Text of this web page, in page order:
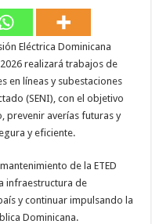
Eléctrica Dominicana
realizará trabajos de
en líneas y subestaciones
(SENI), con el objetivo
prevenir averías futuras y
y eficiente.
de la ETED
infraestructura de
y continuar impulsando la
Dominicana.